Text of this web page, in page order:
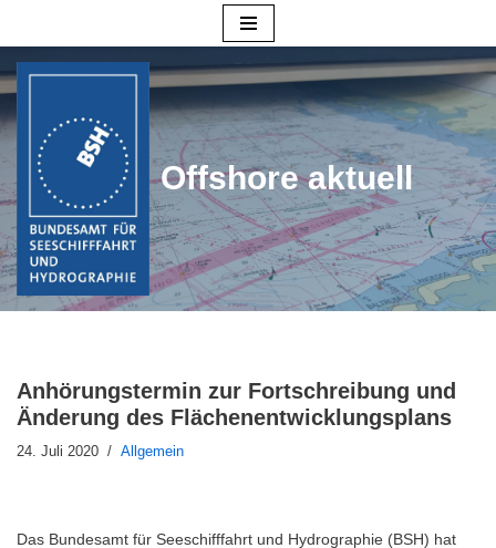
Inhalt
Offshore aktuell
Anhörungstermin zur Fortschreibung und
Änderung des Flächenentwicklungsplans
24. Juli 2020 Allgemein
Das Bundesamt für Seeschifffahrt und Hydrographie (BSH) hat